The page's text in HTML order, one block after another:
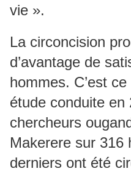
vie ».
La circoncision
d’avantage de
hommes. C’est
étude conduite en
chercheurs
Makerere sur 316
derniers ont été